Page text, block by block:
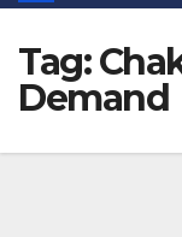
Tag:
Demand